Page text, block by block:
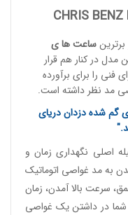
CHRIS
ساعت ها ی
در کنار هم قرار
فنی را برای برآورده
مد نظر داشته است.
گم شده دزدان دریای
اصلی نگهداری زمان و
به مد غواصی اتوماتیک
سرعت بالا آمدن، زمان
غوص 4 عددی به شما در داشتن یک غواصی